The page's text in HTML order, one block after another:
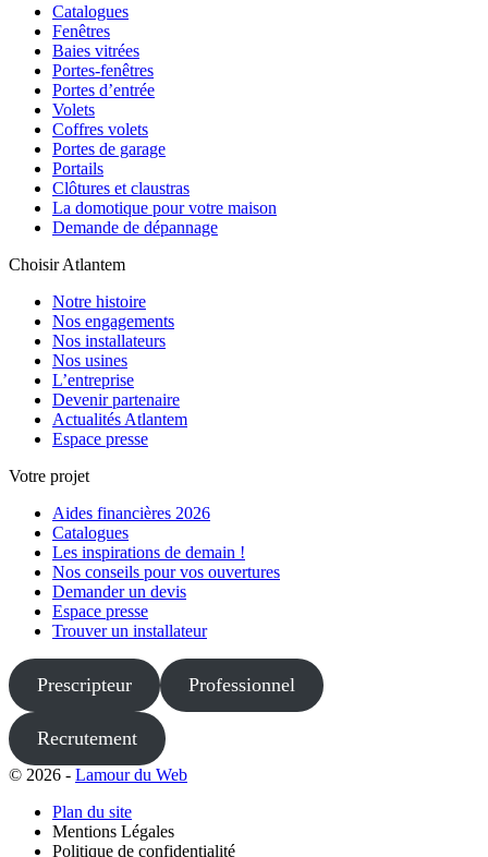
Catalogues
Fenêtres
Baies vitrées
Portes-fenêtres
Portes d’entrée
Volets
Coffres volets
Portes de garage
Portails
Clôtures et claustras
La domotique pour votre maison
Demande de dépannage
Choisir Atlantem
Notre histoire
Nos engagements
Nos installateurs
Nos usines
L’entreprise
Devenir partenaire
Actualités Atlantem
Espace presse
Votre projet
Aides financières 2026
Catalogues
Les inspirations de demain !
Nos conseils pour vos ouvertures
Demander un devis
Espace presse
Trouver un installateur
Prescripteur Professionnel
Recrutement
© 2026 - Lamour du Web
Plan du site
Mentions Légales
Politique de confidentialité